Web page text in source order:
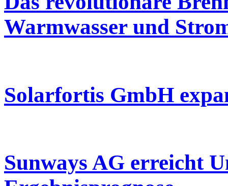
Warmwasser und
Solarfortis GmbH
Sunways AG erreicht